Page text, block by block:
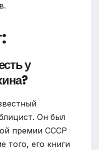
у
Он был
премии СССР
того, его книги